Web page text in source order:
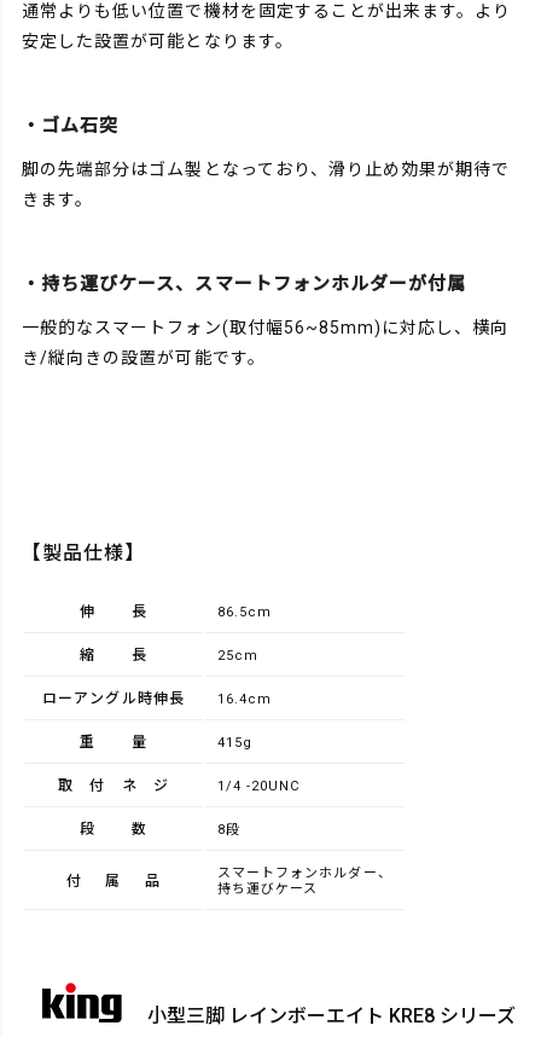
通常よりも低い位置で機材を固定することが出来ます。より
安定した設置が可能となります。
・ゴム石突
脚の先端部分はゴム製となっており、滑り止め効果が期待で
きます。
・持ち運びケース、スマートフォンホルダーが付属
一般的なスマートフォン(取付幅56~85mm)に対応し、横向
き/縦向きの設置が可能です。
【製品仕様】
伸長 86.5cm
縮長 25cm
ローアングル時伸長 16.4cm
重量 415g
取付ネジ 1/4 -20UNC
段数 8段
付属品
スマートフォンホルダー、
持ち運びケース
小型三脚 レインボーエイト KRE8 シリーズ